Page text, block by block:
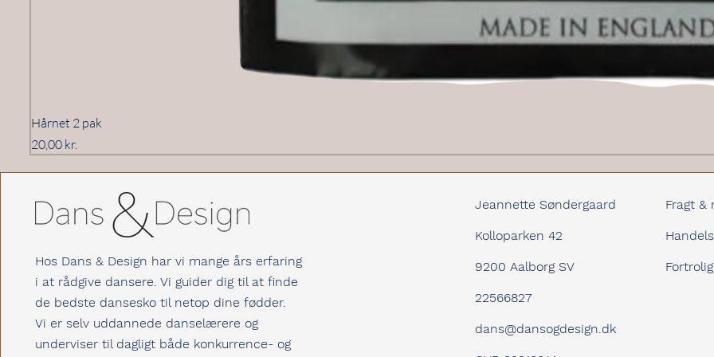
Hårnet 2 pak
Pris
20,00 kr.
Hos Dans & Design har vi mange års erfaring
i at rådgive dansere. Vi guider dig til at finde
de bedste dansesko til netop dine fødder.
Vi er selv uddannede danselærere og
underviser til dagligt både konkurrence- og
Jeannette Søndergaard
Kolloparken 42
9200 Aalborg SV
22566827
dans@dansogdesign.dk
Fragt &